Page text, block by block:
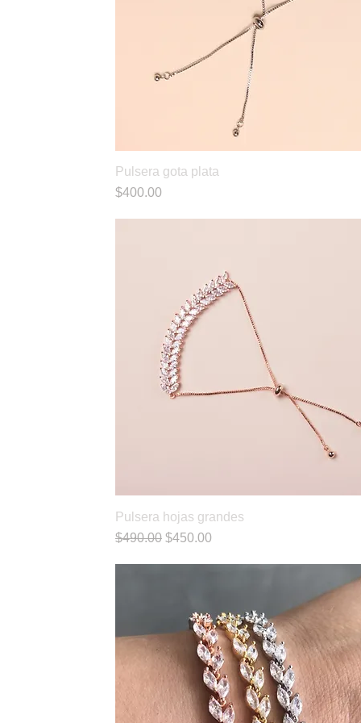
Pulsera gota plata
Precio
$400.00
Vista rápida
Pulsera hojas grandes
Precio
$490.00 Precio de oferta
$450.00